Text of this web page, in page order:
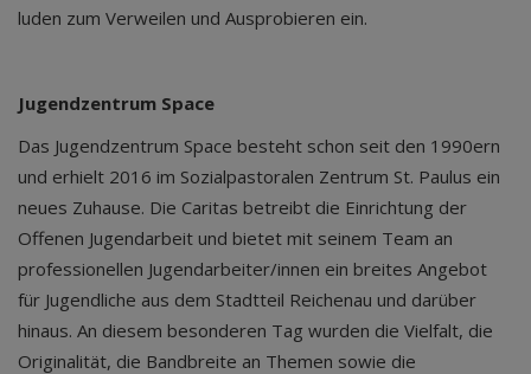
luden zum Verweilen und Ausprobieren ein.
Jugendzentrum Space
Das Jugendzentrum Space besteht schon seit den 1990ern
und erhielt 2016 im Sozialpastoralen Zentrum St. Paulus ein
neues Zuhause. Die Caritas betreibt die Einrichtung der
Offenen Jugendarbeit und bietet mit seinem Team an
professionellen Jugendarbeiter/innen ein breites Angebot
für Jugendliche aus dem Stadtteil Reichenau und darüber
hinaus. An diesem besonderen Tag wurden die Vielfalt, die
Originalität, die Bandbreite an Themen sowie die